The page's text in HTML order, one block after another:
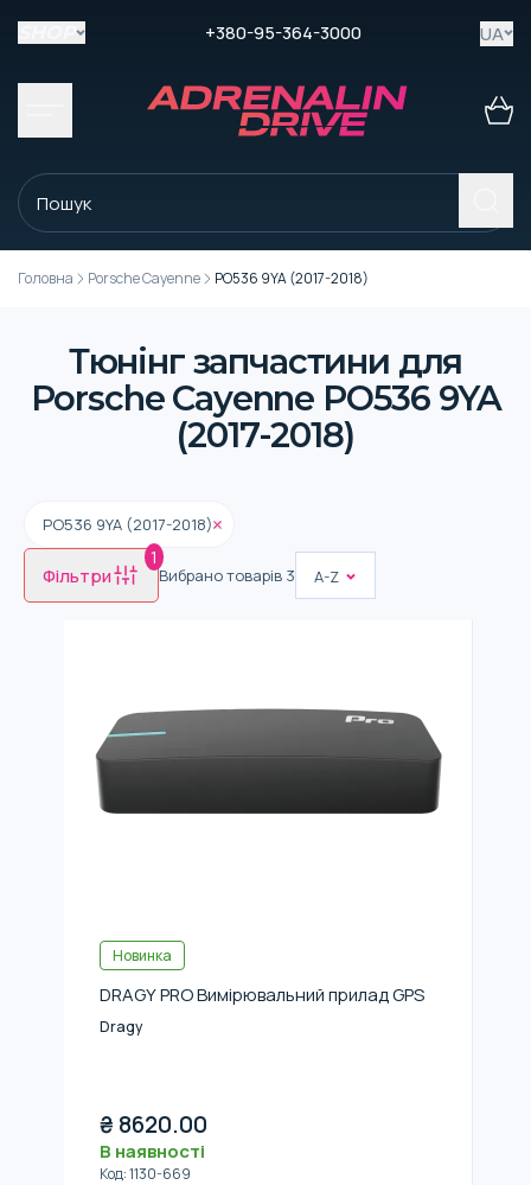
+380-95-364-3000 UA
Головна Porsche Cayenne PO536 9YA (2017-2018)
Тюнінг запчастини для
Porsche Cayenne PO536 9YA
(2017-2018)
PO536 9YA (2017-2018)
Фільтри
1
Вибрано товарів 3 A-Z
Новинка
DRAGY PRO Вимірювальний прилад GPS
Dragy
₴ 8620.00
В наявності
Код:1130-669